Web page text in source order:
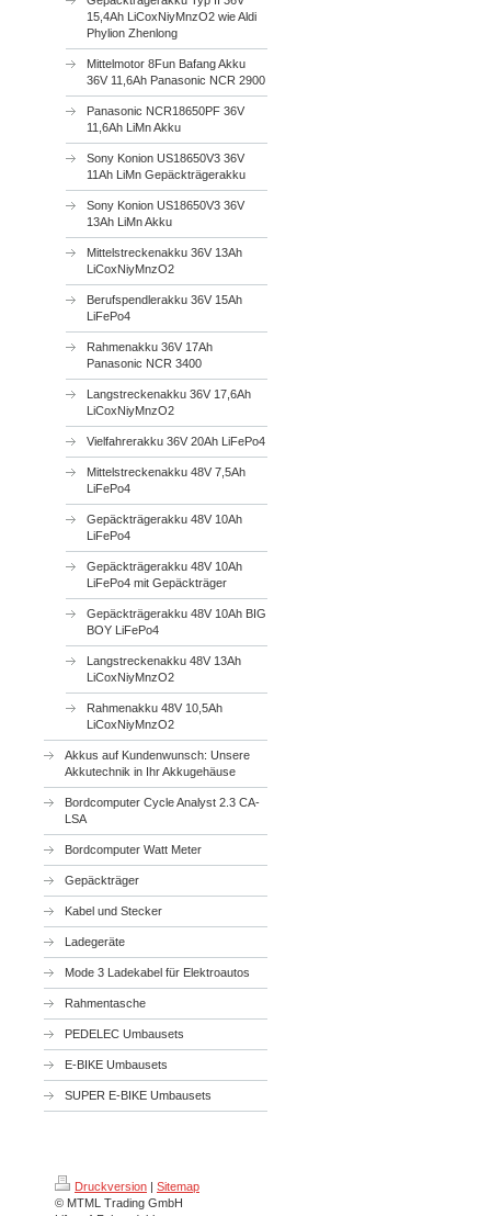
15,4Ah LiCoxNiyMnzO2 wie Aldi
Phylion Zhenlong
Mittelmotor 8Fun Bafang Akku
36V 11,6Ah Panasonic NCR 2900
Panasonic NCR18650PF 36V
11,6Ah LiMn Akku
Sony Konion US18650V3 36V
11Ah LiMn Gepäckträgerakku
Sony Konion US18650V3 36V
13Ah LiMn Akku
Mittelstreckenakku 36V 13Ah
LiCoxNiyMnzO2
Berufspendlerakku 36V 15Ah
LiFePo4
Rahmenakku 36V 17Ah
Panasonic NCR 3400
Langstreckenakku 36V 17,6Ah
LiCoxNiyMnzO2
Vielfahrerakku 36V 20Ah LiFePo4
Mittelstreckenakku 48V 7,5Ah
LiFePo4
Gepäckträgerakku 48V 10Ah
LiFePo4
Gepäckträgerakku 48V 10Ah
LiFePo4 mit Gepäckträger
Gepäckträgerakku 48V 10Ah BIG
BOY LiFePo4
Langstreckenakku 48V 13Ah
LiCoxNiyMnzO2
Rahmenakku 48V 10,5Ah
LiCoxNiyMnzO2
Akkus auf Kundenwunsch: Unsere
Akkutechnik in Ihr Akkugehäuse
Bordcomputer Cycle Analyst 2.3 CA-
LSA
Bordcomputer Watt Meter
Gepäckträger
Kabel und Stecker
Ladegeräte
Mode 3 Ladekabel für Elektroautos
Rahmentasche
PEDELEC Umbausets
E-BIKE Umbausets
SUPER E-BIKE Umbausets
Druckversion | Sitemap
© MTML Trading GmbH